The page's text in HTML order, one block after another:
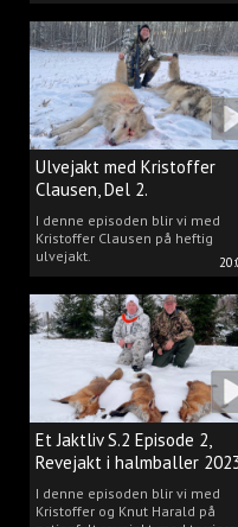
Ulvejakt med Kristoffer
Clausen, Del 2.
I denne episoden blir vi med
Kristoffer Clausen på heftig
ulvejakt.
Et Jaktliv S.2 Episode 2,
Revejakt i halmballer
I denne episoden blir vi med
Kristoffer og Knut Harald på